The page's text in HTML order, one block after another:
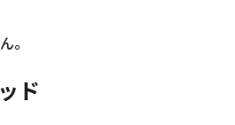
。
ド